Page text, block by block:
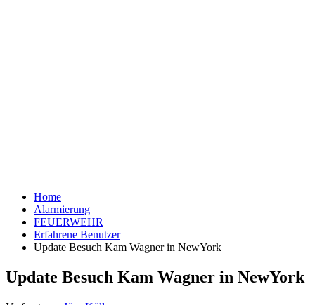
Home
Alarmierung
FEUERWEHR
Erfahrene Benutzer
Update Besuch Kam Wagner in NewYork
Update Besuch Kam Wagner in NewYork